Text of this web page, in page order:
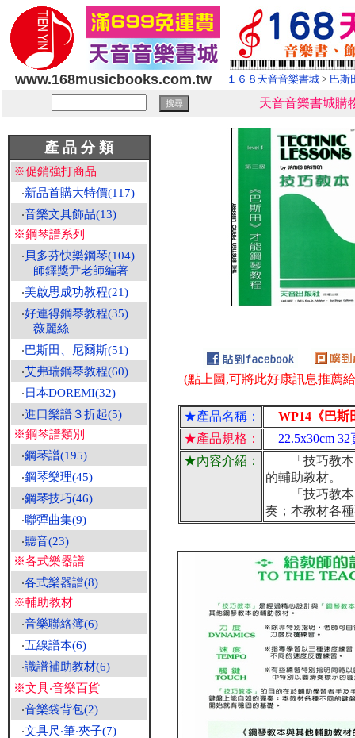
www.168musicbooks.com.tw １６８天音音樂書城 > 巴斯
天音音樂書城購
產 品 分 類
※促銷強打商品
‧新品首購大特價(117)
‧音樂文具飾品(13)
※鋼琴譜系列
‧ 貝多芬快樂鋼琴(104)
師鐸獎尹老師編著
‧美啟思成功教程(21)
‧好連得鋼琴教程(35)
薇麗絲
‧巴斯田、尼爾斯(51)
‧艾弗瑞鋼琴教程(60)
‧ 日本DOREMI(32)
‧進口樂譜３折起(5)
※鋼琴譜類別
‧鋼琴譜(195)
‧鋼琴樂理(45)
‧鋼琴技巧(46)
‧聯彈曲集(9)
‧聽音(23)
※各式樂器譜
‧各式樂器譜(8)
※輔助教材
‧音樂聯絡簿(6)
‧五線譜本(6)
‧識譜補助教材(6)
※文具‧音樂百貨
‧音樂袋背包(2)
‧文具尺‧筆‧夾子(7)
(點上圖,可將此好康訊息推薦
★產品名稱：
WP14《巴斯
★產品規格：
22.5x30cm 32
★內容介紹：
「技巧教本
的輔助教材。
「技巧教本
奏；本教材各